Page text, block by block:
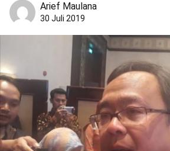
Arief Maulana
30 Juli 2019